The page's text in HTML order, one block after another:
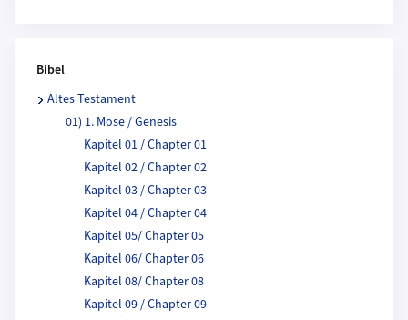
Bibel
Altes Testament
01) 1. Mose / Genesis
Kapitel 01 / Chapter 01
Kapitel 02 / Chapter 02
Kapitel 03 / Chapter 03
Kapitel 04 / Chapter 04
Kapitel 05/ Chapter 05
Kapitel 06/ Chapter 06
Kapitel 08/ Chapter 08
Kapitel 09 / Chapter 09